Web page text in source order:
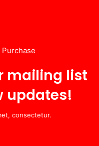
mailing list
updates!
consectetur.